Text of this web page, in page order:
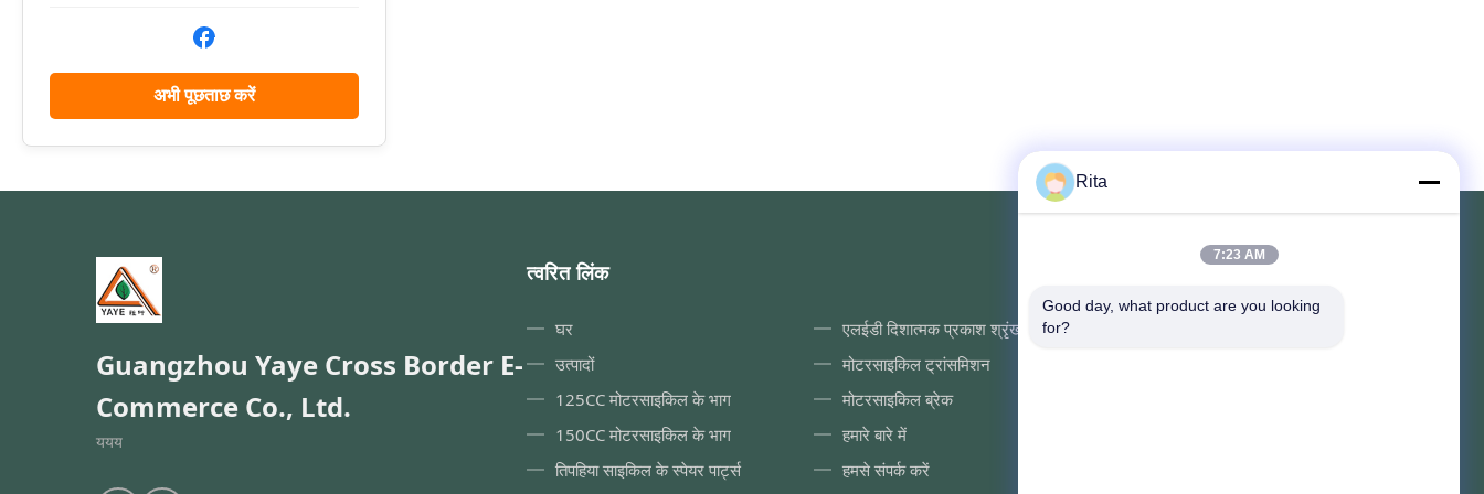
अभी पूछताछ करें
Guangzhou Yaye Cross Border E-
Commerce Co., Ltd.
ययय
त्वरित लिंक
घर
उत्पादों
125CC मोटरसाइकिल के भाग
150CC मोटरसाइकिल के भाग
तिपहिया साइकिल के स्पेयर पार्ट्स
एलईडी दिशात्मक प्रकाश श्रृंखला
मोटरसाइकिल ट्रांसमिशन
मोटरसाइकिल ब्रेक
हमारे बारे में
हमसे संपर्क करें
Rita
7:23 AM
Good day, what product are you looking
for?